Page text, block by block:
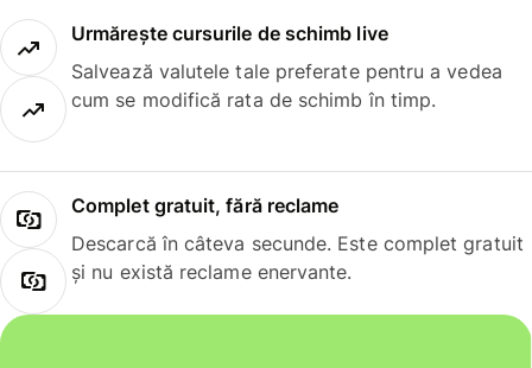
Urmărește cursurile de schimb live
Salvează valutele tale preferate pentru a vedea
cum se modifică rata de schimb în timp.
Complet gratuit, fără reclame
Descarcă în câteva secunde. Este complet gratuit
și nu există reclame enervante.